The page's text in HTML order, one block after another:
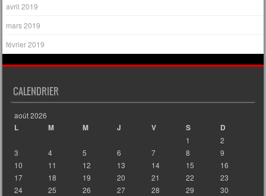
avril 2019
mars 2019
février 2019
CALENDRIER
août 2026
L M M J V S D
1
2
3
4 5 6 7 8
9
10
11 12 13 14 15
16
17
18 19 20 21 22
23
24
25 26 27 28 29
30